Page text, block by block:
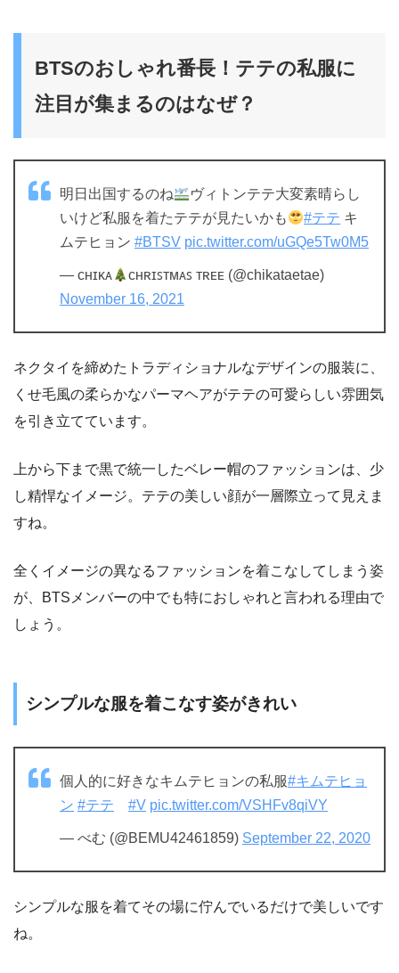
BTSのおしゃれ番長！テテの私服に
注目が集まるのはなぜ？
明日出国するのね
ヴィトンテテ大変素晴らし
いけど私服を着たテテが見たいかも
#テテ キ
ムテヒョン #BTSV pic.twitter.com/uGQe5Tw0M5
— ᴄʜɪᴋᴀ
ᴄʜʀɪꜱᴛᴍᴀꜱ ᴛʀᴇᴇ (@chikataetae)
November 16, 2021
ネクタイを締めたトラディショナルなデザインの服装に、
くせ毛風の柔らかなパーマヘアがテテの可愛らしい雰囲気
を引き立てています。
上から下まで黒で統一したベレー帽のファッションは、少
し精悍なイメージ。テテの美しい顔が一層際立って見えま
すね。
全くイメージの異なるファッションを着こなしてしまう姿
が、BTSメンバーの中でも特におしゃれと言われる理由で
しょう。
シンプルな服を着こなす姿がきれい
個人的に好きなキムテヒョンの私服#キムテヒョ
ン #テテ #V pic.twitter.com/VSHFv8qiVY
— べむ (@BEMU42461859) September 22, 2020
シンプルな服を着てその場に佇んでいるだけで美しいです
ね。